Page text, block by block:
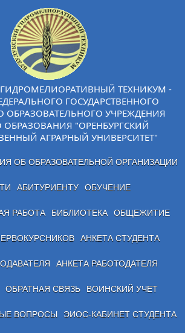
ГИДРОМЕЛИОРАТИВНЫЙ ТЕХНИКУМ -
ГОСУДАРСТВЕННОГО
ОБРАЗОВАТЕЛЬНОГО УЧРЕЖДЕНИЯ
"ОРЕНБУРГСКИЙ
АГРАРНЫЙ УНИВЕРСИТЕТ"
ОБ ОБРАЗОВАТЕЛЬНОЙ ОРГАНИЗАЦИИ
АБИТУРИЕНТУ ОБУЧЕНИЕ
РАБОТА БИБЛИОТЕКА ОБЩЕЖИТИЕ
АНКЕТА СТУДЕНТА
АНКЕТА РАБОТОДАТЕЛЯ
ОБРАТНАЯ СВЯЗЬ ВОИНСКИЙ УЧЕТ
ВОПРОСЫ ЭИОС-КАБИНЕТ СТУДЕНТА